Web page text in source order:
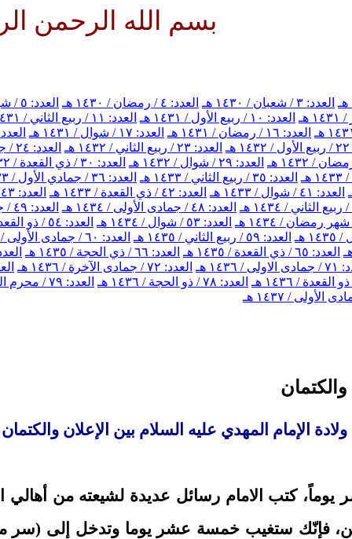
بسم الله الرحمن الرحيم
العدد: ٣ / شعبان / ١٤٣٠ هـ العدد: ٤ / رمضان / ١٤٣٠ هـ
العدد: ٥ / شوال / ١٤٣٠ هـ
العدد: ١٠ / ربيع الأول / ١٤٣١ هـ
العدد: ١١ / ربيع الثاني / ١٤٣١ هـ
العدد: ١٦ / رمضان / ١٤٣١ هـ
العدد: ١٧ / شوال / ١٤٣١ هـ
العدد: ١٨ / ذي القعدة
العدد: ٢٣ / ربيع الثاني / ١٤٣٢ هـ
العدد: ٢٤ / جمادي الأول / ١٤٣٢ هـ
العدد: ٢٩ / شوال / ١٤٣٢ هـ
العدد: ٣٠ / ذي القعدة / ١٤٣٢ هـ
العدد: ٣٥ / ربيع الثاني / ١٤٣٣ هـ
العدد: ٣٦ / جمادي الأول / ١٤٣٣ هـ
العدد: ٤١ / شوال / ١٤٣٣ هـ
العدد: ٤٢ / ذي القعدة / ١٤٣٣ هـ
العدد: ٤٣ / ذي الحجة / ١٤٣٣ هـ
العدد: ٤٨ / جمادى الأولى / ١٤٣٤ هـ
العدد: ٤٩ / جمادى الآخرة / ١٤٣٤ هـ
العدد: ٥٣ / شوال / ١٤٣٤ هـ
العدد: ٥٤ / ذو القعدة / ١٤٣٤ هـ
العدد: ٥٩ / ربيع الثاني / ١٤٣٥ هـ
العدد: ٦٠ / جمادى الأولى / ١٤٣٥ هـ
العدد: ٦٥ / ذي القعدة / ١٤٣٥ هـ
العدد: ٦٦ / ذي الحجة / ١٤٣٥ هـ
العدد: ٦٧ / محرم
/ ١٤٣٦ هـ
العدد: ٧٢ / جمادى الآخرة / ١٤٣٦ هـ
العدد:
العدد: ٧٨ / ذو الحجة / ١٤٣٦ هـ
العدد: ٧٩ / محرم الحرام / ١٤٣٧ هـ
الأولى / ١٤٣٧ هـ
ولادة الإمام المهدي عليه السلام بين الإعلان والكتمان
كتب الامام رسائل عديدة لشيعته من أهالي
فإنّك ستغيب خمسة عشر يوما وتدخل إلى